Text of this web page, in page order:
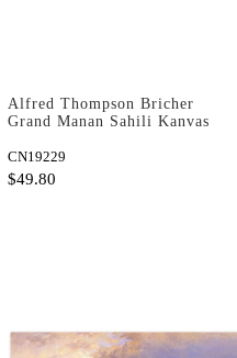
Alfred Thompson Bricher
Grand Manan Sahili Kanvas
CN19229
$49.80